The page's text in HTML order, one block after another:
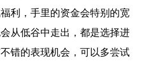
利，手里的资金会特别的宽
从低谷中走出，都是选择进
错的表现机会，可以多尝试